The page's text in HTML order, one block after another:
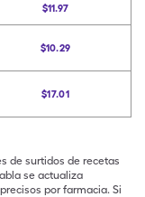
$11.97
$10.29
$17.01
de surtidos de recetas
se actualiza
por farmacia. Si